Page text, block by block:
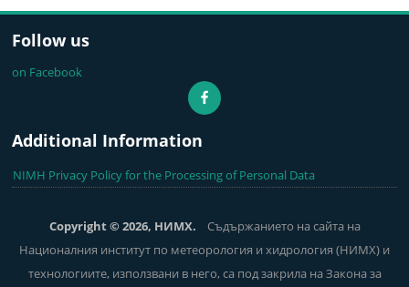
Follow us
on Facebook
Additional Information
NIMH Privacy Policy for the Processing of Personal Data
Copyright © 2026, НИМХ. Съдържанието на сайта на
Националния институт по метеорология и хидрология (НИМХ) и
технологиите, използвани в него, са под закрила на Закона за